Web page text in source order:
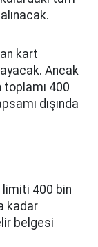
kart
Ancak
toplamı 400
dışında
limiti 400 bin
kadar
belgesi